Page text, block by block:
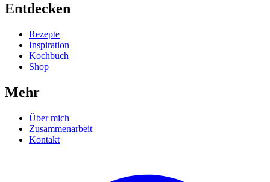
Entdecken
Rezepte
Inspiration
Kochbuch
Shop
Mehr
Über mich
Zusammenarbeit
Kontakt